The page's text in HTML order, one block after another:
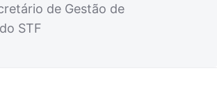
de Gestão de
STF